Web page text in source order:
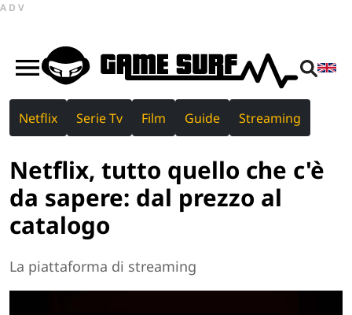
ADV
Netflix Serie Tv Film Guide Streaming
Netflix, tutto quello che c'è
da sapere: dal prezzo al
catalogo
La piattaforma di streaming